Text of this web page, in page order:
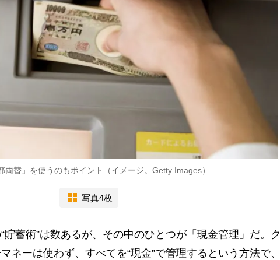
両替」を使うのもポイント（イメージ。Getty Images）
写真4枚
蓄術”は数あるが、その中のひとつが「現金管理」だ。ク
ネーは使わず、すべてを“現金”で管理するという方法で、